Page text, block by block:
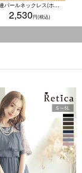
5連パールネックレス(ホワイト)
2,530